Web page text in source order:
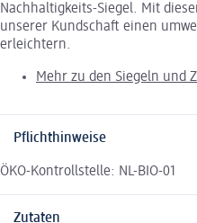
Nachhaltigkeits-Siegel. Mit
unserer Kundschaft einen
erleichtern.
Mehr zu den Siegeln und
Pflichthinweise
ÖKO-Kontrollstelle: NL-BIO-01
Zutaten